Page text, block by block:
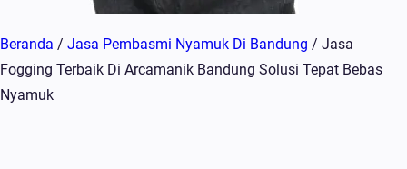
Beranda / Jasa Pembasmi Nyamuk Di Bandung / Jasa
Fogging Terbaik Di Arcamanik Bandung Solusi Tepat Bebas
Nyamuk